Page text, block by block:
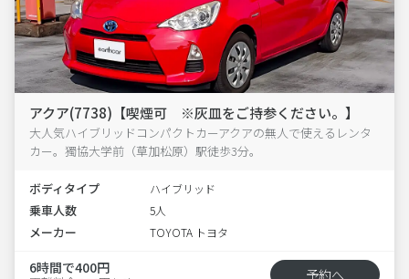
アクア(7738)【喫煙可 ※灰皿をご持参ください。】
大人気ハイブリッドコンパクトカーアクアの無人で使えるレンタ
カー。獨協大学前（草加松原）駅徒歩3分。
ボディタイプ ハイブリッド
乗車人数 5人
メーカー TOYOTA トヨタ
6時間で400円 予約へ